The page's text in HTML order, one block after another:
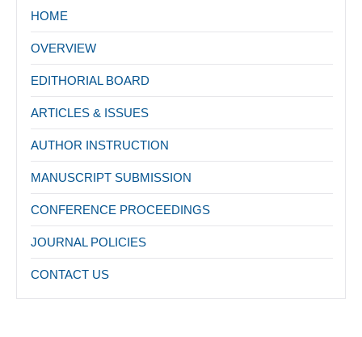
HOME
OVERVIEW
EDITHORIAL BOARD
ARTICLES & ISSUES
AUTHOR INSTRUCTION
MANUSCRIPT SUBMISSION
CONFERENCE PROCEEDINGS
JOURNAL POLICIES
CONTACT US